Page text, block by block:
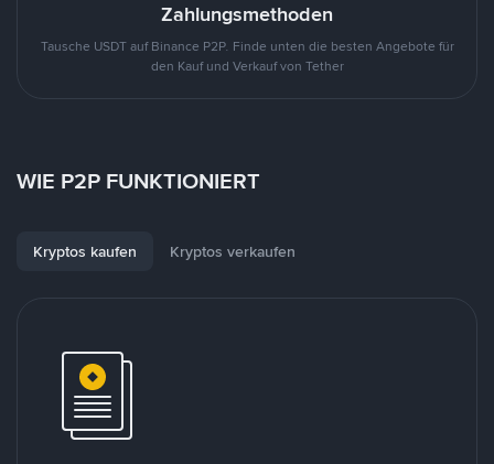
Zahlungsmethoden
Tausche USDT auf Binance P2P. Finde unten die besten Angebote für
den Kauf und Verkauf von Tether
WIE P2P FUNKTIONIERT
Kryptos kaufen Kryptos verkaufen